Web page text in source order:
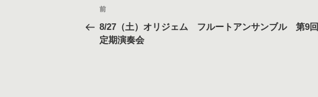
投
稿
ナ
過
去
の
前
8/27（土）オリジェム フルートアンサンブル 第9回
定期演奏会